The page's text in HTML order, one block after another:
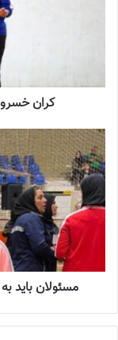
فاطمه عادلی و الهام
خود را با سپاهان
همدان میزبان مرحله
مدیرکل ورزش و
مرحله نهایی
داشت: وزارت
ویژه‌ای به ورزش
ورزش‌های همگانی به
کران خسروی سرمربی تیم
کران خسروی
مسئولان باید